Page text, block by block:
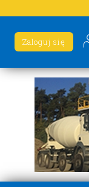
Zaloguj się